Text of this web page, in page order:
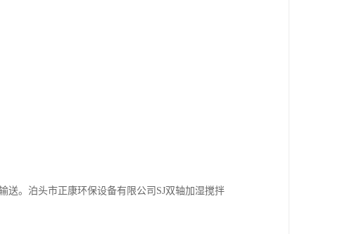
。泊头市正康环保设备有限公司SJ双轴加湿搅拌